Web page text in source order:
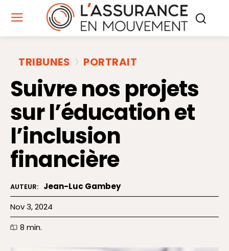
TRIBUNES PORTRAIT
Suivre nos projets
sur l’éducation et
l’inclusion
financière
AUTEUR: Jean-Luc Gambey
Nov 3, 2024
8 min.